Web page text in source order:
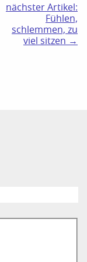
nächster Artikel:
Fühlen,
schlemmen, zu
viel sitzen →